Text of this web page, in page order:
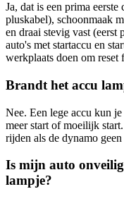
Ja, dat is een prima
pluskabel), schoonmaak
en draai stevig vast
auto's met startaccu en
werkplaats doen om reset
Brandt het accu
Nee. Een lege accu kun
meer start of moeilijk
rijden als de dynamo
Is mijn auto
lampje?